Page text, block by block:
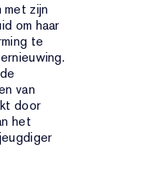
met zijn
om haar
te
van
door
het